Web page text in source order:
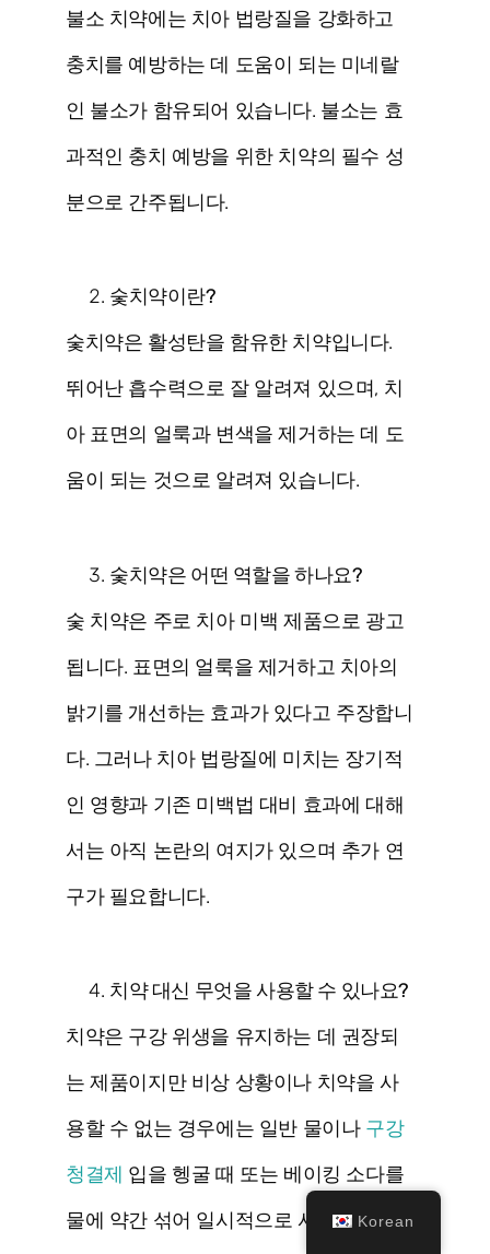
불소 치약에는 치아 법랑질을 강화하고
충치를 예방하는 데 도움이 되는 미네랄
인 불소가 함유되어 있습니다. 불소는 효
과적인 충치 예방을 위한 치약의 필수 성
분으로 간주됩니다.
숯치약이란?
숯치약은 활성탄을 함유한 치약입니다.
뛰어난 흡수력으로 잘 알려져 있으며, 치
아 표면의 얼룩과 변색을 제거하는 데 도
움이 되는 것으로 알려져 있습니다.
숯치약은 어떤 역할을 하나요?
숯 치약은 주로 치아 미백 제품으로 광고
됩니다. 표면의 얼룩을 제거하고 치아의
밝기를 개선하는 효과가 있다고 주장합니
다. 그러나 치아 법랑질에 미치는 장기적
인 영향과 기존 미백법 대비 효과에 대해
서는 아직 논란의 여지가 있으며 추가 연
구가 필요합니다.
치약 대신 무엇을 사용할 수 있나요?
치약은 구강 위생을 유지하는 데 권장되
는 제품이지만 비상 상황이나 치약을 사
용할 수 없는 경우에는 일반 물이나 구강
청결제 입을 헹굴 때 또는 베이킹 소다를
물에 약간 섞어 일시적으로 사용할 수 있
Korean